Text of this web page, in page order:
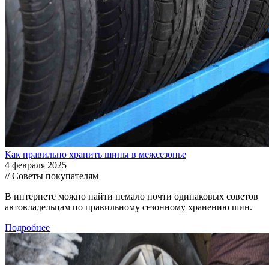
Как правильно хранить шины в межсезонье
4 февраля 2025
// Советы покупателям
В интернете можно найти немало почти одинаковых советов
автовладельцам по правильному сезонному хранению шин.
Подробнее